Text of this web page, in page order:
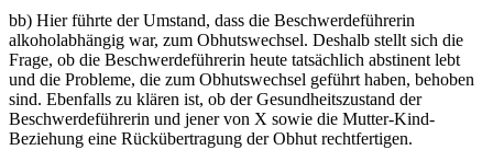
bb) Hier führte der Umstand, dass die Beschwerdeführerin
alkoholabhängig war, zum Obhutswechsel. Deshalb stellt sich die
Frage, ob die Beschwerdeführerin heute tatsächlich abstinent lebt
und die Probleme, die zum Obhutswechsel geführt haben, behoben
sind. Ebenfalls zu klären ist, ob der Gesundheitszustand der
Beschwerdeführerin und jener von X sowie die Mutter-Kind-
Beziehung eine Rückübertragung der Obhut rechtfertigen.